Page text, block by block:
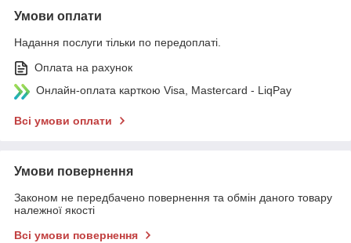
Умови оплати
Надання послуги тільки по передоплаті.
Оплата на рахунок
Онлайн-оплата карткою Visa, Mastercard - LiqPay
Всі умови оплати
Умови повернення
Законом не передбачено повернення та обмін даного товару
належної якості
Всі умови повернення